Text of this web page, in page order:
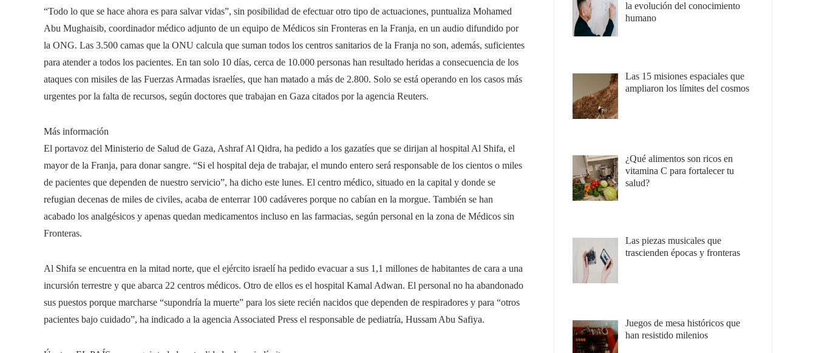
“Todo lo que se hace ahora es para salvar vidas”, sin posibilidad de efectuar otro tipo de actuaciones, puntualiza Mohamed
Abu Mughaisib, coordinador médico adjunto de un equipo de Médicos sin Fronteras en la Franja, en un audio difundido por
la ONG. Las 3.500 camas que la ONU calcula que suman todos los centros sanitarios de la Franja no son, además, suficientes
para atender a todos los pacientes. En tan solo 10 días, cerca de 10.000 personas han resultado heridas a consecuencia de los
ataques con misiles de las Fuerzas Armadas israelíes, que han matado a más de 2.800. Solo se está operando en los casos más
urgentes por la falta de recursos, según doctores que trabajan en Gaza citados por la agencia Reuters.
Más información
El portavoz del Ministerio de Salud de Gaza, Ashraf Al Qidra, ha pedido a los gazatíes que se dirijan al hospital Al Shifa, el
mayor de la Franja, para donar sangre. “Si el hospital deja de trabajar, el mundo entero será responsable de los cientos o miles
de pacientes que dependen de nuestro servicio”, ha dicho este lunes. El centro médico, situado en la capital y donde se
refugian decenas de miles de civiles, acaba de enterrar 100 cadáveres porque no cabían en la morgue. También se han
acabado los analgésicos y apenas quedan medicamentos incluso en las farmacias, según personal en la zona de Médicos sin
Fronteras.
Al Shifa se encuentra en la mitad norte, que el ejército israelí ha pedido evacuar a sus 1,1 millones de habitantes de cara a una
incursión terrestre y que abarca 22 centros médicos. Otro de ellos es el hospital Kamal Adwan. El personal no ha abandonado
sus puestos porque marcharse “supondría la muerte” para los siete recién nacidos que dependen de respiradores y para “otros
pacientes bajo cuidado”, ha indicado a la agencia Associated Press el responsable de pediatría, Hussam Abu Safiya.
la evolución del conocimiento
humano
Las 15 misiones espaciales que
ampliaron los límites del cosmos
¿Qué alimentos son ricos en
vitamina C para fortalecer tu
salud?
Las piezas musicales que
trascienden épocas y fronteras
Juegos de mesa históricos que
han resistido milenios